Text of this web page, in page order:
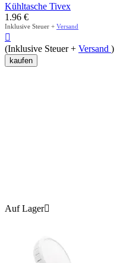
Kühltasche Tivex
1.96 €
Inklusive Steuer + Versand

(Inklusive Steuer + Versand )
kaufen
Auf Lager